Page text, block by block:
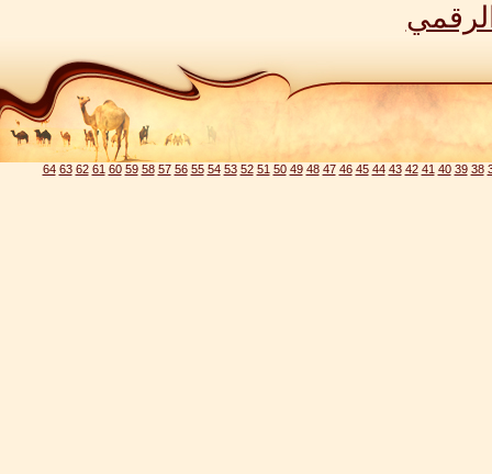
38
39
40
41
42
43
44
45
46
47
48
49
50
51
52
53
54
55
56
57
58
59
60
61
62
63
64